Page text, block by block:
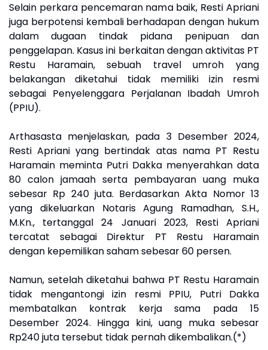
Selain perkara pencemaran nama baik, Resti Apriani
juga berpotensi kembali berhadapan dengan hukum
dalam dugaan tindak pidana penipuan dan
penggelapan. Kasus ini berkaitan dengan aktivitas PT
Restu Haramain, sebuah travel umroh yang
belakangan diketahui tidak memiliki izin resmi
sebagai Penyelenggara Perjalanan Ibadah Umroh
(PPIU).
Arthasasta menjelaskan, pada 3 Desember 2024,
Resti Apriani yang bertindak atas nama PT Restu
Haramain meminta Putri Dakka menyerahkan data
80 calon jamaah serta pembayaran uang muka
sebesar Rp 240 juta. Berdasarkan Akta Nomor 13
yang dikeluarkan Notaris Agung Ramadhan, S.H.,
M.Kn., tertanggal 24 Januari 2023, Resti Apriani
tercatat sebagai Direktur PT Restu Haramain
dengan kepemilikan saham sebesar 60 persen.
Namun, setelah diketahui bahwa PT Restu Haramain
tidak mengantongi izin resmi PPIU, Putri Dakka
membatalkan kontrak kerja sama pada 15
Desember 2024. Hingga kini, uang muka sebesar
Rp240 juta tersebut tidak pernah dikembalikan.(*)